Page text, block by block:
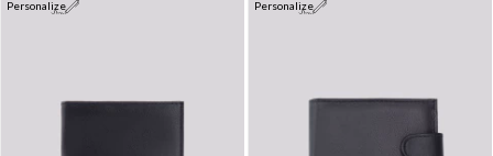
Personalize Personalize